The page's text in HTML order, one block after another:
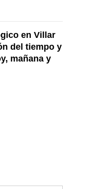
en Villar
del tiempo y
mañana y